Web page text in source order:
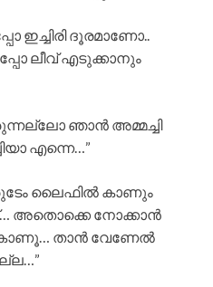
ഇച്ചിരി ദൂരമാണോ..
ലീവ് എടുക്കാനും
ഞാൻ അമ്മച്ചി
എന്നെ…”
ലൈഫിൽ കാണും
അതൊക്കെ നോക്കാൻ
കാണൂ… താൻ വേണേൽ